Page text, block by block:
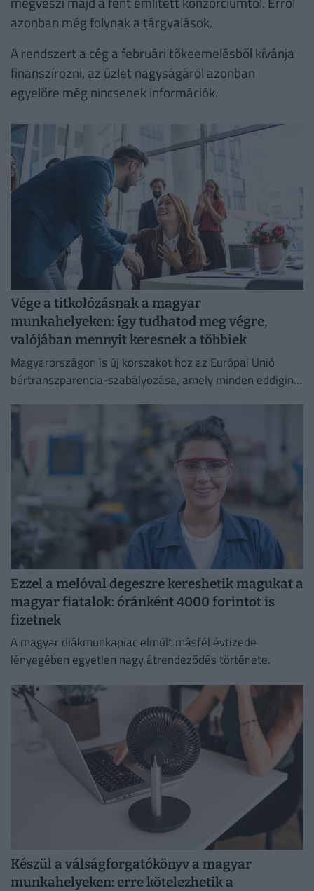
azonban még folynak a tárgyalások.
A rendszert a cég a februári tőkeemelésből kívánja
finanszírozni, az üzlet nagyságáról azonban
egyelőre még nincsenek információk.
Vége a titkolózásnak a magyar
munkahelyeken: így tudhatod meg végre,
valójában mennyit keresnek a többiek
Magyarországon is új korszakot hoz az Európai Unió
bértranszparencia-szabályozása, amely minden eddiginél
Ezzel a melóval degeszre kereshetik magukat a
magyar fiatalok: óránként 4000 forintot is
fizetnek
A magyar diákmunkapiac elmúlt másfél évtizede
lényegében egyetlen nagy átrendeződés története.
Készül a válságforgatókönyv a magyar
munkahelyeken: erre kötelezhetik a